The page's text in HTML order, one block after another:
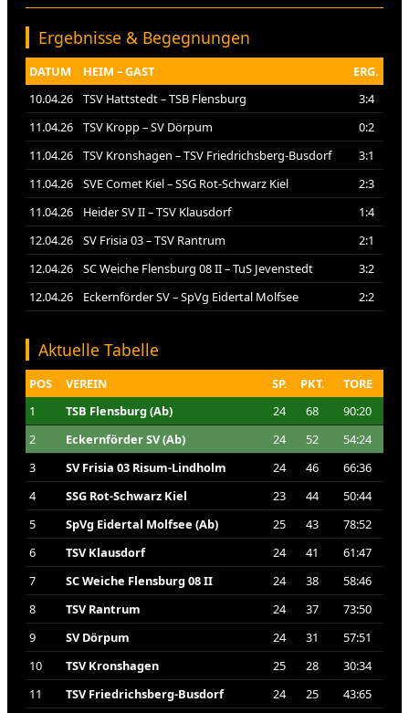
Ergebnisse & Begegnungen
DATUM HEIM – GAST
ERG.
10.04.26
TSV Hattstedt – TSB Flensburg
3:4
11.04.26
TSV Kropp – SV Dörpum
0:2
11.04.26
TSV Kronshagen – TSV Friedrichsberg-Busdorf
3:1
11.04.26
SVE Comet Kiel – SSG Rot-Schwarz Kiel
2:3
11.04.26
Heider SV II – TSV Klausdorf
1:4
12.04.26
SV Frisia 03 – TSV Rantrum
2:1
12.04.26
SC Weiche Flensburg 08 II – TuS Jevenstedt
3:2
12.04.26
Eckernförder SV – SpVg Eidertal Molfsee 2:2
Aktuelle Tabelle
POS VEREIN SP. PKT.
TORE
1
TSB Flensburg (Ab) 24 68
90:20
2
Eckernförder SV (Ab) 24 52
54:24
3
SV Frisia 03 Risum-Lindholm 24 46
66:36
4
SSG Rot-Schwarz Kiel 23 44
50:44
5
SpVg Eidertal Molfsee (Ab) 25 43
78:52
6
TSV Klausdorf 24 41
61:47
7
SC Weiche Flensburg 08 II 24 38
58:46
8
TSV Rantrum 24 37
73:50
9
SV Dörpum 24 31
57:51
10
TSV Kronshagen 25 28
30:34
11
TSV Friedrichsberg-Busdorf 24 25
43:65